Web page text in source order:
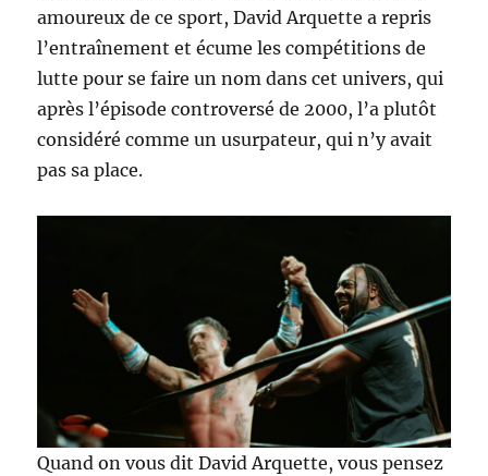
amoureux de ce sport, David Arquette a repris
l’entraînement et écume les compétitions de
lutte pour se faire un nom dans cet univers, qui
après l’épisode controversé de 2000, l’a plutôt
considéré comme un usurpateur, qui n’y avait
pas sa place.
Quand on vous dit David Arquette, vous pensez